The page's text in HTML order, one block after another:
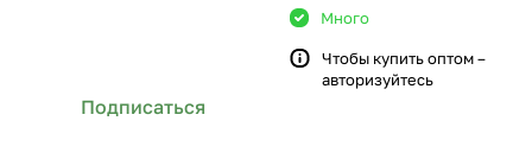
Подписаться
Много
Чтобы купить оптом –
авторизуйтесь